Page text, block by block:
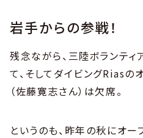
岩手からの参戦！
残念ながら、三陸ボランテ
て、そしてダイビングRiasの
（佐藤寛志さん）は欠席。
というのも、昨年の秋にオ